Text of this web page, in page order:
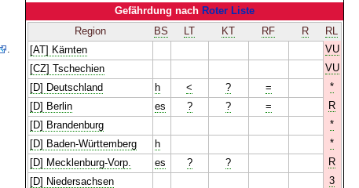
Gefährdung nach Roter Liste
Region
BS LT KT RF R
RL
[AT] Kärnten
VU
[CZ] Tschechien
VU
[D] Deutschland
h < ? =
*
[D] Berlin
es ? ? =
R
[D] Brandenburg
*
[D] Baden-Württemberg
h
*
[D] Mecklenburg-Vorp.
es ? ?
R
[D] Niedersachsen
3
.